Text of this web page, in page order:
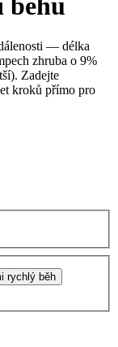
— délka
zhruba o 9%
Zadejte
kroků přímo pro
rychlý běh